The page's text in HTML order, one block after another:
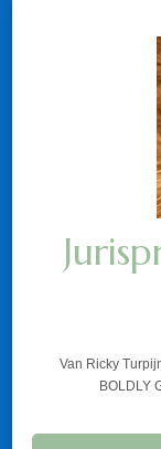
Van Ricky
BOLDLY